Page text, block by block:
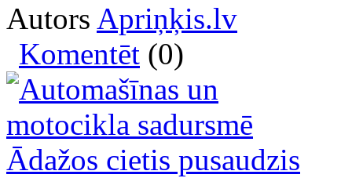
Autors Apriņķis.lv
Komentēt (0)